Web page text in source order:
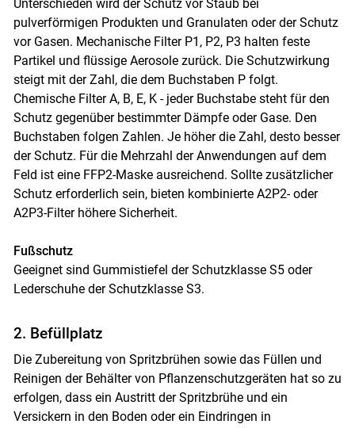
Unterschieden wird der Schutz vor Staub bei
pulverförmigen Produkten und Granulaten oder der Schutz
vor Gasen. Mechanische Filter P1, P2, P3 halten feste
Partikel und flüssige Aerosole zurück. Die Schutzwirkung
steigt mit der Zahl, die dem Buchstaben P folgt.
Chemische Filter A, B, E, K - jeder Buchstabe steht für den
Schutz gegenüber bestimmter Dämpfe oder Gase. Den
Buchstaben folgen Zahlen. Je höher die Zahl, desto besser
der Schutz. Für die Mehrzahl der Anwendungen auf dem
Feld ist eine FFP2-Maske ausreichend. Sollte zusätzlicher
Schutz erforderlich sein, bieten kombinierte A2P2- oder
A2P3-Filter höhere Sicherheit.
Fußschutz
Geeignet sind Gummistiefel der Schutzklasse S5 oder
Lederschuhe der Schutzklasse S3.
2. Befüllplatz
Die Zubereitung von Spritzbrühen sowie das Füllen und
Reinigen der Behälter von Pflanzenschutzgeräten hat so zu
erfolgen, dass ein Austritt der Spritzbrühe und ein
Versickern in den Boden oder ein Eindringen in